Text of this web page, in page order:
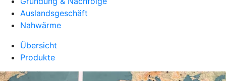
Auslandsgeschäft
Nahwärme
Übersicht
Produkte